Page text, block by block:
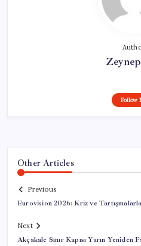
Follow
Other Articles
Previous
Eurovision 2026: Kriz ve
Next
Akçakale Sınır Kapısı Yarın Yeniden